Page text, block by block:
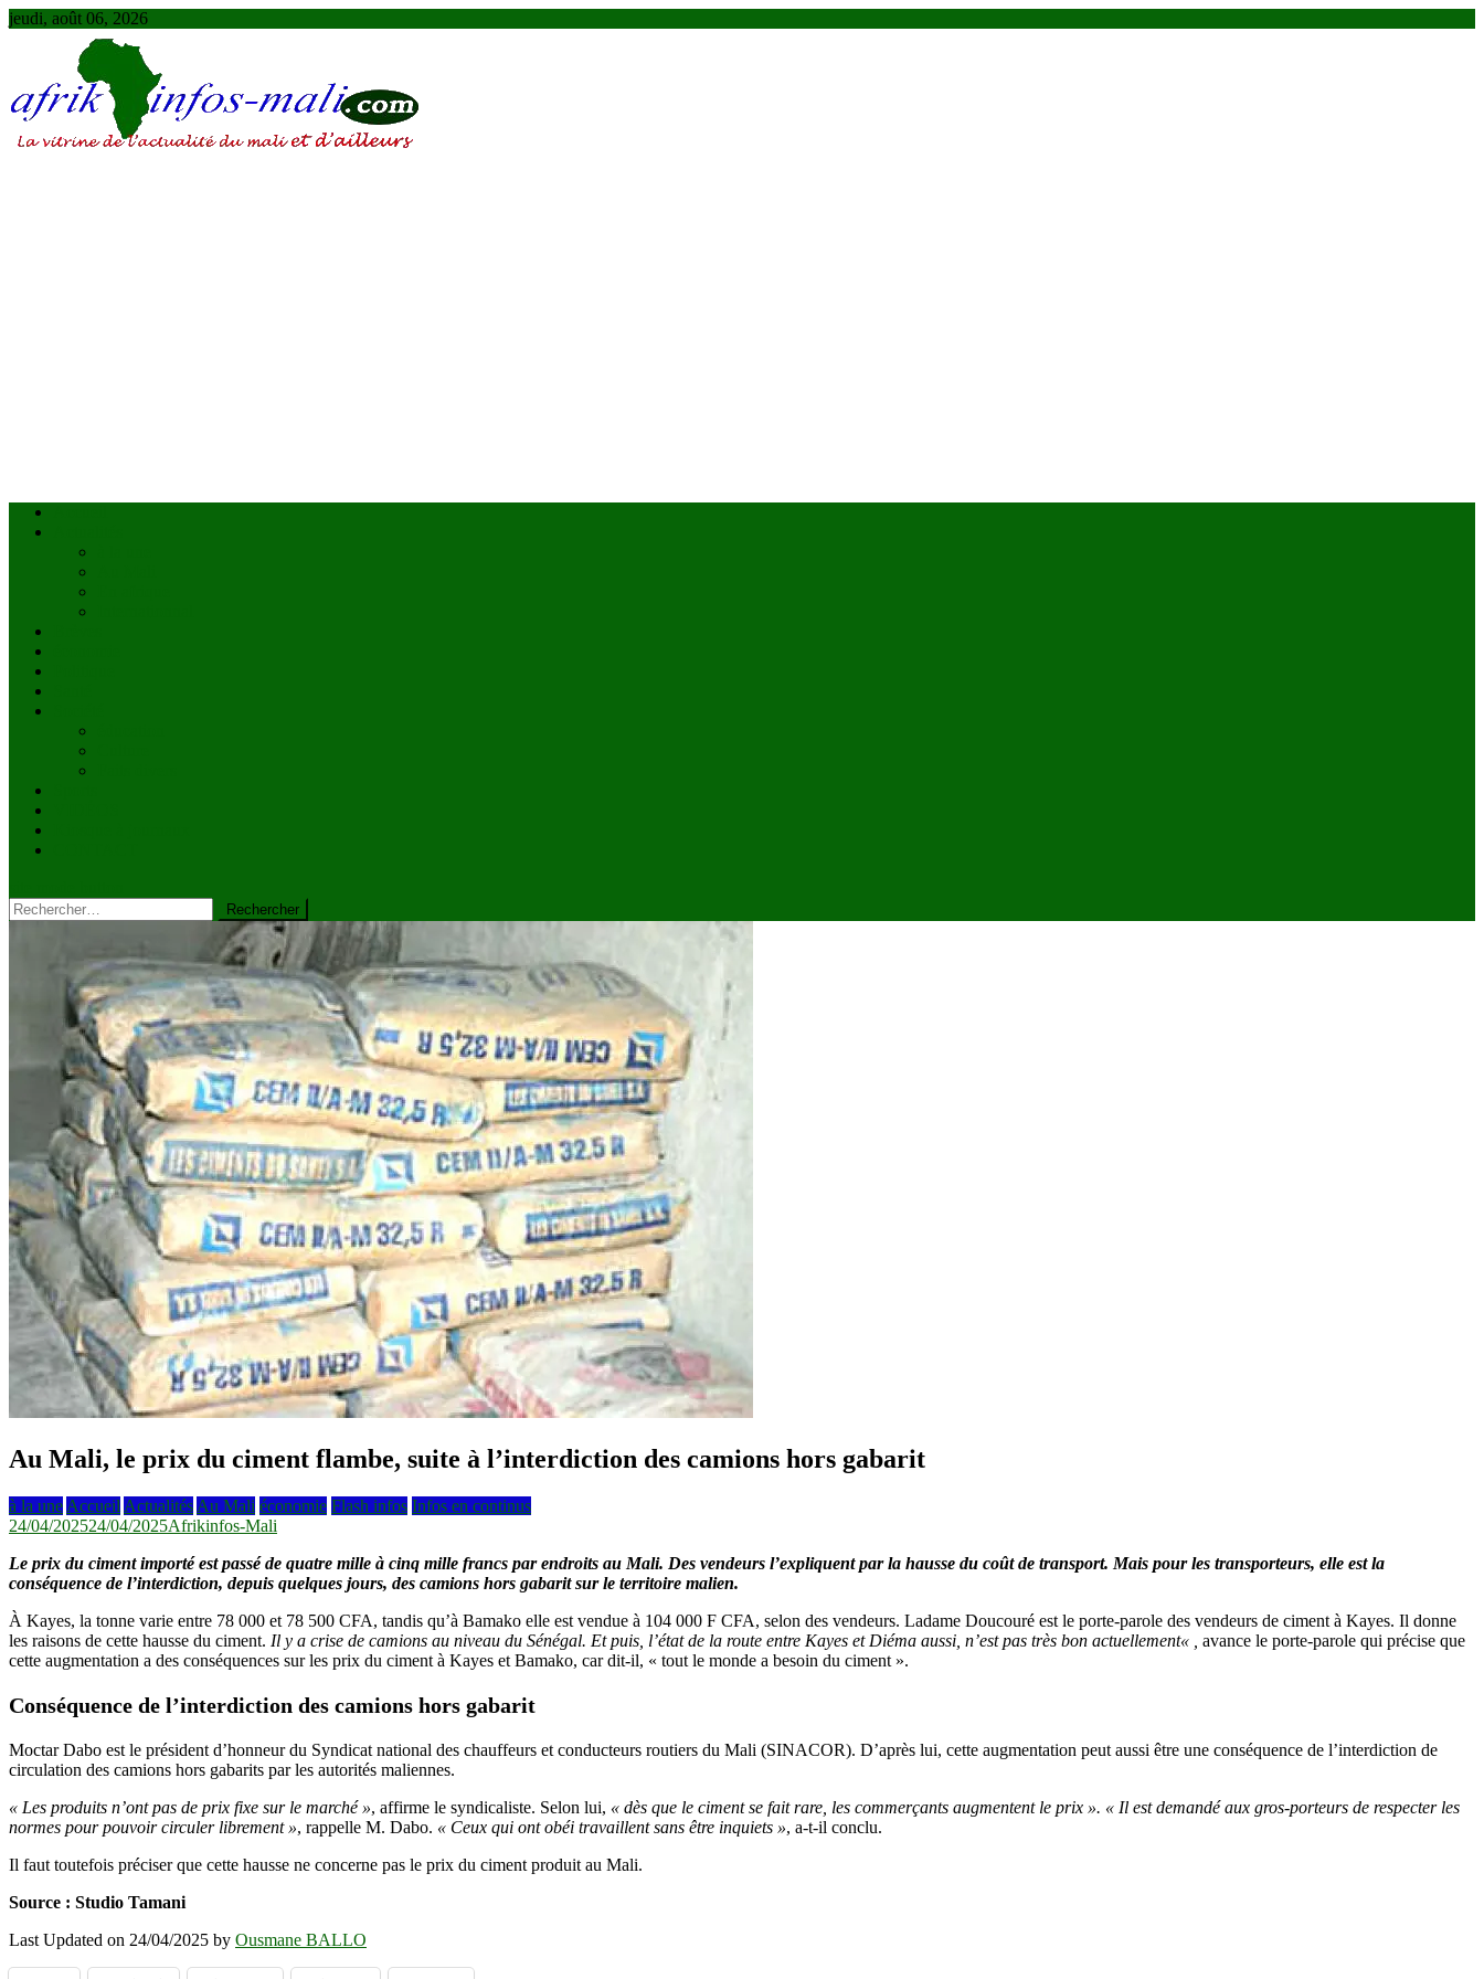
Skip
jeudi, août 06, 2026
Rechercher :
Au Mali, le prix du ciment flambe, suite à l’interdiction des camions hors gabarit
à la une Accueil Actualités Au Mali économie Flash infos Infos en continus
24/04/202524/04/2025Afrikinfos-Mali
Le prix du ciment importé est passé de quatre mille à cinq mille francs par endroits au Mali. Des vendeurs l’expliquent par la hausse du coût de transport. Mais pour les transporteurs, elle est la
conséquence de l’interdiction, depuis quelques jours, des camions hors gabarit sur le territoire malien.
À Kayes, la tonne varie entre 78 000 et 78 500 CFA, tandis qu’à Bamako elle est vendue à 104 000 F CFA, selon des vendeurs. Ladame Doucouré est le porte-parole des vendeurs de ciment à Kayes. Il donne
les raisons de cette hausse du ciment. Il ​y ​a ​crise ​de ​camions ​au ​niveau ​du ​Sénégal. ​Et ​puis, ​l’état ​de ​la ​route ​entre ​Kayes ​et ​Diéma ​aussi, ​​n’est pas ​très ​bon actuellement« , avance le porte-parole qui précise que
cette augmentation a des conséquences sur les prix du ciment à Kayes et Bamako, car dit-il, « tout le monde a besoin du ciment ».
Conséquence de l’interdiction des camions hors gabarit
Moctar Dabo est le président d’honneur du Syndicat national des chauffeurs et conducteurs routiers du Mali (SINACOR). D’après lui, cette augmentation peut aussi être une conséquence de l’interdiction de
circulation des camions hors gabarits par les autorités maliennes.
« Les produits n’ont pas de prix fixe sur le marché », affirme le syndicaliste. Selon lui, « dès que le ciment se fait rare, les commerçants augmentent le prix ». « Il est demandé aux gros-porteurs de respecter les
normes pour pouvoir circuler librement », rappelle M. Dabo. « Ceux qui ont obéi travaillent sans être inquiets », a-t-il conclu.
Il faut toutefois préciser que cette hausse ne concerne pas le prix du ciment produit au Mali.
Source : Studio Tamani
Last Updated on 24/04/2025 by Ousmane BALLO